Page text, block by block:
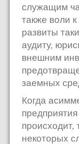
служащим
также воли
развиты
аудиту,
внешним
заемных
Когда
происходит,
некоторых